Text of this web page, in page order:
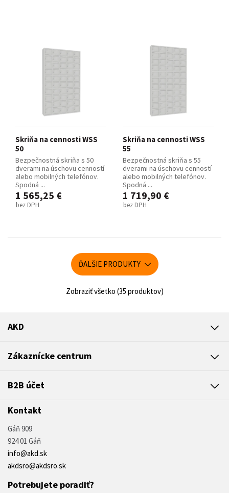
Skriňa na cennosti WSS
50
Bezpečnostná skriňa s 50
dverami na úschovu cenností
alebo mobilných telefónov.
Spodná ...
1 565,25 €
bez DPH
Skriňa na cennosti WSS
55
Bezpečnostná skriňa s 55
dverami na úschovu cenností
alebo mobilných telefónov.
Spodná ...
1 719,90 €
bez DPH
ĎALŠIE PRODUKTY
Zobraziť všetko (35 produktov)
AKD
Zákaznícke centrum
B2B účet
Kontakt
Gáň 909
924 01 Gáň
info@akd.sk
akdsro@akdsro.sk
Potrebujete poradiť?